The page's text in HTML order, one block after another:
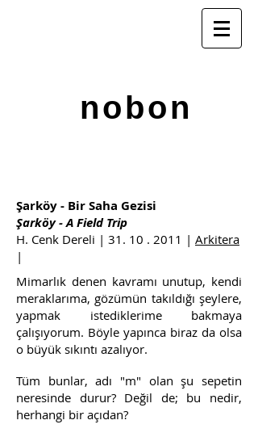
nobon
Şarköy - Bir Saha Gezisi
Şarköy - A Field Trip
H. Cenk Dereli | 31. 10 . 2011 | Arkitera
|
Mimarlık denen kavramı unutup, kendi
meraklarıma, gözümün takıldığı şeylere,
yapmak istediklerime bakmaya
çalışıyorum. Böyle yapınca biraz da olsa
o büyük sıkıntı azalıyor.
Tüm bunlar, adı "m" olan şu sepetin
neresinde durur? Değil de; bu nedir,
herhangi bir açıdan?